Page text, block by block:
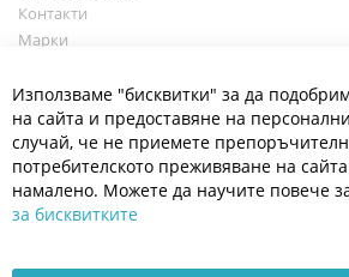
Контакти
Марки
Полезно
Общи условия
Политика за поверителност
Платформа за OPC
Доставка и плащане
Използваме "бисквитки" за да
на сайта и предоставяне на
случай, че не приемете
потребителското преживяване на
намалено. Можете да научите повече
за бисквитките